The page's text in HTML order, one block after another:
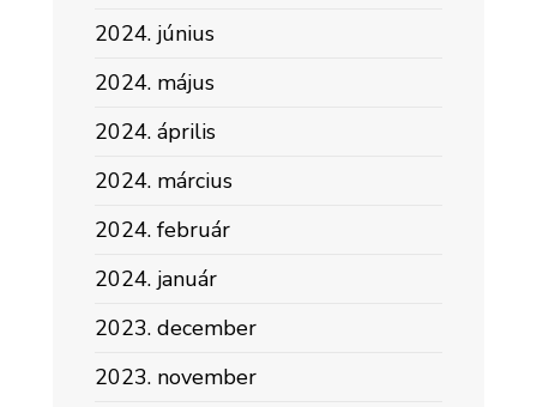
2024. június
2024. május
2024. április
2024. március
2024. február
2024. január
2023. december
2023. november